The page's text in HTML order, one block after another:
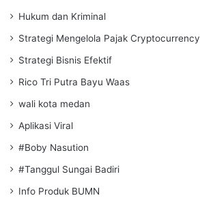
Hukum dan Kriminal
Strategi Mengelola Pajak Cryptocurrency
Strategi Bisnis Efektif
Rico Tri Putra Bayu Waas
wali kota medan
Aplikasi Viral
#Boby Nasution
#Tanggul Sungai Badiri
Info Produk BUMN